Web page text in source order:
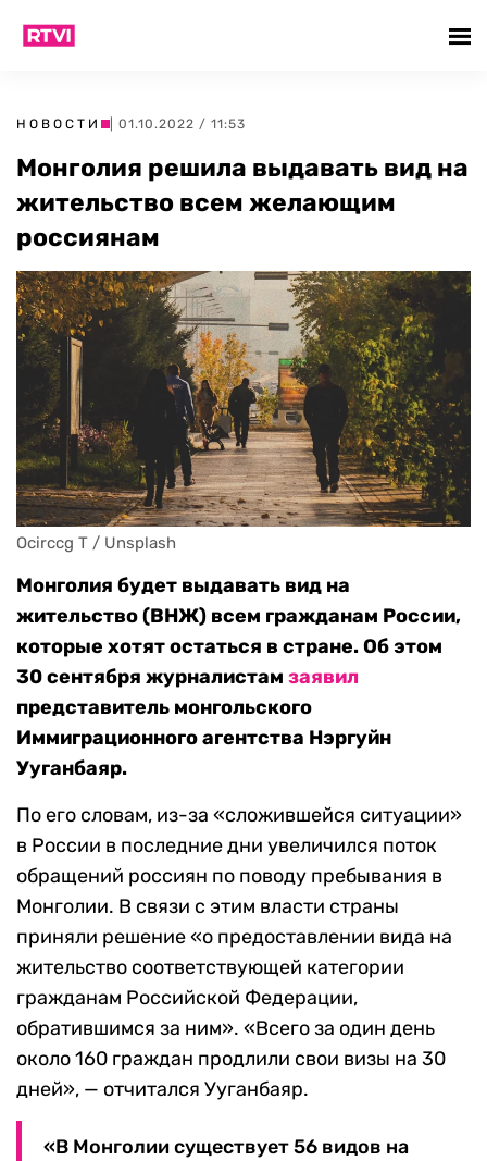
НОВОСТИ | 01.10.2022 / 11:53
Монголия решила выдавать вид на
жительство всем желающим
россиянам
Ocirccg T / Unsplash
Монголия будет выдавать вид на
жительство (ВНЖ) всем гражданам России,
которые хотят остаться в стране. Об этом
30 сентября журналистам заявил
представитель монгольского
Иммиграционного агентства Нэргуйн
Ууганбаяр.
По его словам, из-за «сложившейся ситуации»
в России в последние дни увеличился поток
обращений россиян по поводу пребывания в
Монголии. В связи с этим власти страны
приняли решение «о предоставлении вида на
жительство соответствующей категории
гражданам Российской Федерации,
обратившимся за ним». «Всего за один день
около 160 граждан продлили свои визы на 30
дней», — отчитался Ууганбаяр.
«В Монголии существует 56 видов на